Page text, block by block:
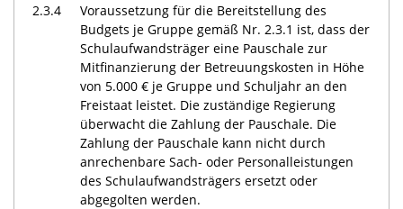
2.3.4
Voraussetzung für die Bereitstellung des
Budgets je Gruppe gemäß Nr. 2.3.1 ist, dass der
Schulaufwandsträger eine Pauschale zur
Mitfinanzierung der Betreuungskosten in Höhe
von 5.000 € je Gruppe und Schuljahr an den
Freistaat leistet. Die zuständige Regierung
überwacht die Zahlung der Pauschale. Die
Zahlung der Pauschale kann nicht durch
anrechenbare Sach- oder Personalleistungen
des Schulaufwandsträgers ersetzt oder
abgegolten werden.